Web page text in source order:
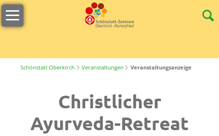
Navigation
überspringen
Willkommen
s
´Lädele
Unser
Schönstatt Oberkirch Veranstaltungen Veranstaltungsanzeige
Christlicher
Ayurveda-Retreat